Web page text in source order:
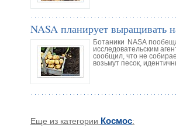
NASA планирует выращивать
Ботаники NASA
исследовательским
сообщил, что не
возьмут песок,
Еще из категории Космос: